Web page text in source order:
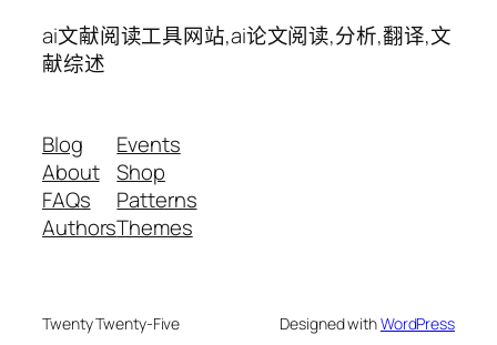
ai文献阅读工具网站,ai论文阅读,分析,翻译,文
献综述
Blog
About
FAQs
Authors
Events
Shop
Patterns
Themes
Twenty Twenty-Five Designed withWordPress